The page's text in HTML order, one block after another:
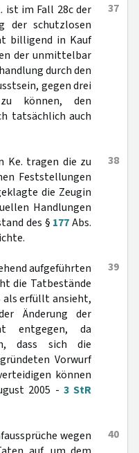
37
ist im Fall 28c der
der schutzlosen
billigend in Kauf
der unmittelbar
durch den
gegen drei
können, den
tatsächlich auch
38
Ke. tragen die zu
Feststellungen
die Zeugin
Handlungen
des § 177Abs.
39
aufgeführten
die Tatbestände
als erfüllt ansieht,
Änderung der
entgegen, da
dass sich die
Vorwurf
können
2005 - 3 StR
40
wegen